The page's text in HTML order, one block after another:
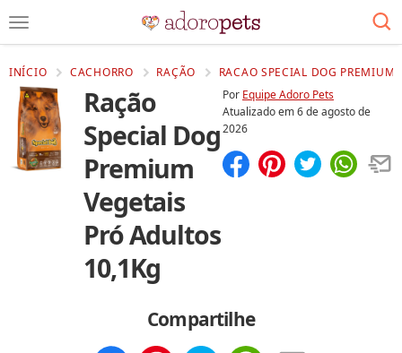
INÍCIO CACHORRO RAÇÃO RACAO SPECIAL DOG PREMIUM
Ração
Special Dog
Premium
Vegetais
Pró Adultos
10,1Kg
Por Equipe Adoro Pets
Atualizado em6 de agosto de
2026
Compartilhe